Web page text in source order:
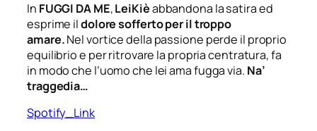
In FUGGI DA ME,LeiKièabbandona la satira ed
esprime ildolore sofferto per il troppo
amare.Nel vortice della passione perde il proprio
equilibrio e per ritrovare la propria centratura, fa
in modo che l’uomo che lei ama fugga via. Na’
traggedia…
Spotify_Link